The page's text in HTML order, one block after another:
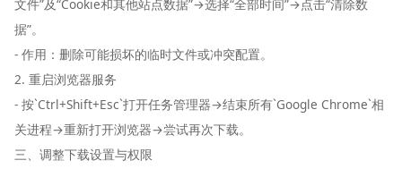
文件”及“Cookie和其他站点数据”→选择“全部时间”→点击“清除数
据”。
- 作用：删除可能损坏的临时文件或冲突配置。
2. 重启浏览器服务
- 按`Ctrl+Shift+Esc`打开任务管理器→结束所有`Google Chrome`相
关进程→重新打开浏览器→尝试再次下载。
三、调整下载设置与权限